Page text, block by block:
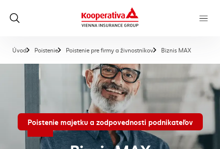
Úvod Poistenie Poistenie pre firmy a živnostníkov Biznis MAX, aktuálna
Poistenie majetku a zodpovednosti podnikateľov